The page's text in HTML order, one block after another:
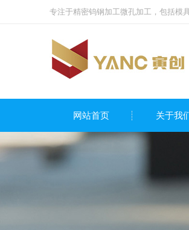
专注于精密钨钢加工微孔加工，包括模
网站首页 关于我